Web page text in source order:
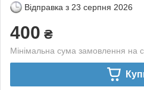
Відправка з 23 серпня 2026
400 ₴
Мінімальна сума замовлення на